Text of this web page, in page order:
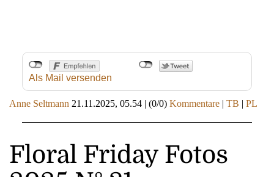
Als Mail versenden
Anne Seltmann 21.11.2025, 05.54 | (0/0) Kommentare | TB | PL
Floral Friday Fotos